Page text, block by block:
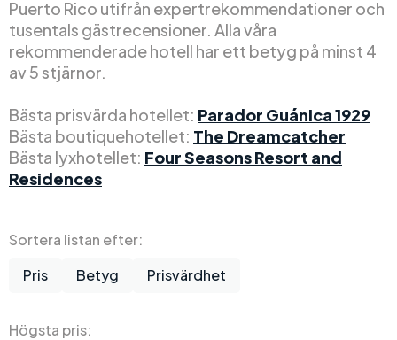
Puerto Rico utifrån expertrekommendationer och
tusentals gästrecensioner. Alla våra
rekommenderade hotell har ett betyg på minst 4
av 5 stjärnor.
Bästa prisvärda hotellet: Parador Guánica 1929
Bästa boutiquehotellet: The Dreamcatcher
Bästa lyxhotellet: Four Seasons Resort and
Residences
Sortera listan efter:
Pris
Betyg Prisvärdhet
Högsta pris: